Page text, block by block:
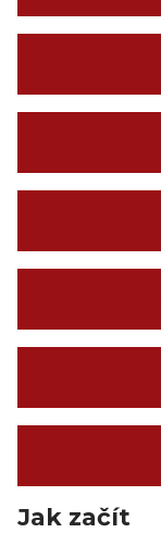
Jak začít